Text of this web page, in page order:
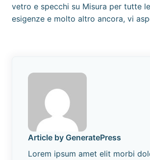
vetro e specchi su Misura per tutte
esigenze e molto altro ancora, vi
Article by GeneratePress
Lorem ipsum amet elit morbi